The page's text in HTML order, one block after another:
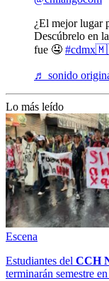
¿El mejor lugar
Descúbrelo en
fue 🤤
♬ sonido
Lo más leído
Escena
Estudiantes del CCH
terminarán semestre